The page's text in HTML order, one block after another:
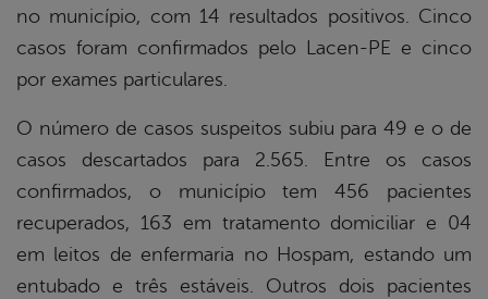
no município, com 14 resultados positivos. Cinco
casos foram confirmados pelo Lacen-PE e cinco
por exames particulares.
O número de casos suspeitos subiu para 49 e o de
casos descartados para 2.565. Entre os casos
confirmados, o município tem 456 pacientes
recuperados, 163 em tratamento domiciliar e 04
em leitos de enfermaria no Hospam, estando um
entubado e três estáveis. Outros dois pacientes